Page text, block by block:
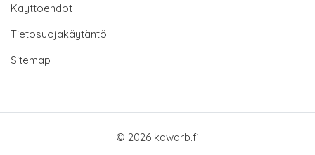
Käyttöehdot
Tietosuojakäytäntö
Sitemap
© 2026 kawarb.fi